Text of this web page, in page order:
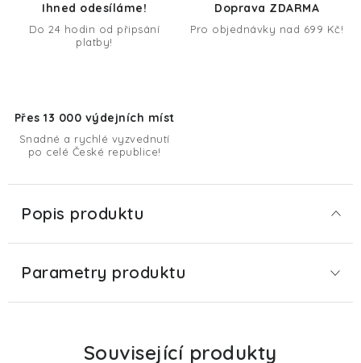
Ihned odesíláme!
Do 24 hodin od připsání
platby!
Doprava ZDARMA
Pro objednávky nad 699 Kč!
Přes 13 000 výdejních míst
Snadné a rychlé vyzvednutí
po celé České republice!
Popis produktu
Parametry produktu
Související produkty